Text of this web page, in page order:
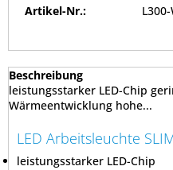
Artikel-Nr.:
Beschreibung
leistungsstarker LED-Chip
Wärmeentwicklung hohe...
LED Arbeitsleuchte
leistungsstarker LED-Chip